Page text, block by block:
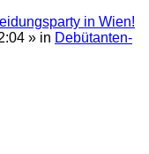
in Wien!
» in Debütanten-